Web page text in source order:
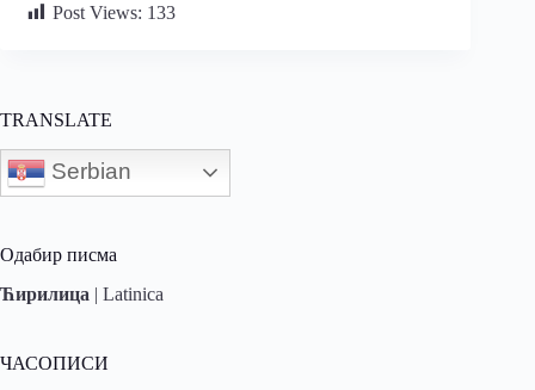
Post Views: 133
TRANSLATE
Serbian
Одабир писма
Ћирилица | Latinica
ЧАСОПИСИ